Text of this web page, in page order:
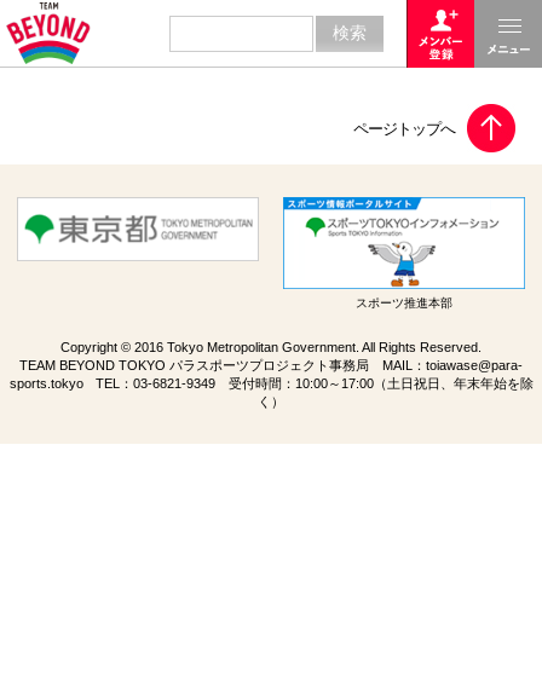
スポーツ推進本部
Copyright © 2016 Tokyo Metropolitan Government. All Rights Reserved.
TEAM BEYOND TOKYO パラスポーツプロジェクト事務局 MAIL： toiawase@para-
sports.tokyoTEL： 03-6821-9349受付時間：10:00～17:00（土日祝日、年末年始を除
く）